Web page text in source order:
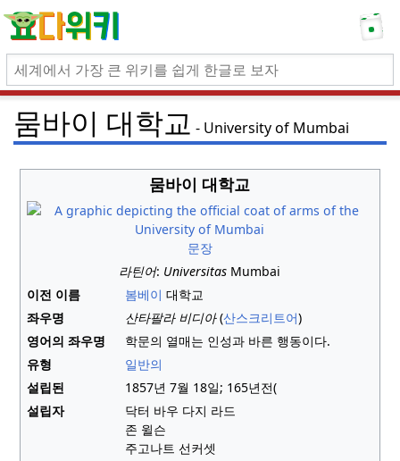
뭄바이 대학교 University of Mumbai
뭄바이 대학교
문장
라틴어: Universitas Mumbai
이전 이름
봄베이 대학교
좌우명
산타팔라 비디아(산스크리트어)
영어의 좌우명
학문의 열매는 인성과 바른 행동이다.
유형
일반의
설립된
1857년 7월 18일; 165년전(
설립자
닥터 바우 다지 라드
존 윌슨
주고나트 선커셋